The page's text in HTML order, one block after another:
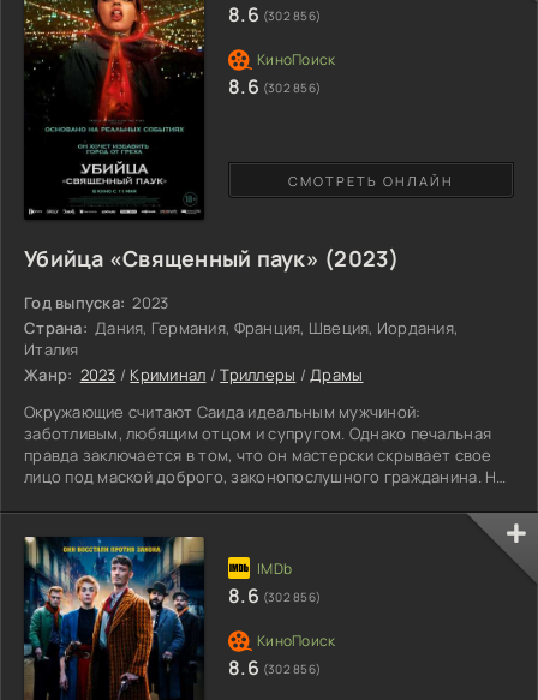
Убийца «Священный паук» (2023)
Год выпуска: 2023
Страна: Дания, Германия, Франция, Швеция, Иордания,
Италия
Жанр: 2023 / Криминал /Триллеры /Драмы
Окружающие считают Саида идеальным мужчиной:
заботливым, любящим отцом и супругом. Однако печальная
правда заключается в том, что он мастерски скрывает свое
лицо под маской доброго, законопослушного гражданина. На
"благой цели" он способен пойти на настоящие убийства.
Однажды главный герой решает очистить свою родину от
греха. Для этого, как ему кажется, необходимо лишь
уничтожить всех "падших женщин" – тех, кто втянут в
проституцию.
СМОТРЕТЬ ОНЛАЙН
8.6 (302 856)
8.6 (302 856)
8.6 (302 856)
8.6 (302 856)